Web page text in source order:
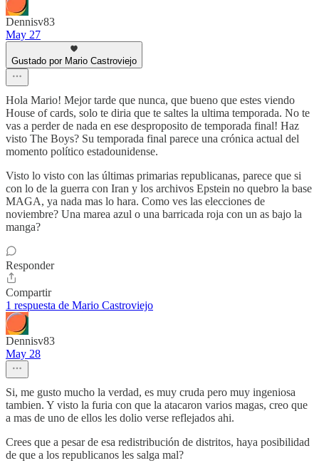
Dennisv83
May 27
Gustado por Mario Castroviejo
Hola Mario! Mejor tarde que nunca, que bueno que estes viendo
House of cards, solo te diria que te saltes la ultima temporada. No te
vas a perder de nada en ese desproposito de temporada final! Haz
visto The Boys? Su temporada final parece una crónica actual del
momento político estadounidense.
Visto lo visto con las últimas primarias republicanas, parece que si
con lo de la guerra con Iran y los archivos Epstein no quebro la base
MAGA, ya nada mas lo hara. Como ves las elecciones de
noviembre? Una marea azul o una barricada roja con un as bajo la
manga?
Responder
Compartir
1 respuesta de Mario Castroviejo
Dennisv83
May 28
Si, me gusto mucho la verdad, es muy cruda pero muy ingeniosa
tambien. Y visto la furia con que la atacaron varios magas, creo que
a mas de uno de ellos les dolio verse reflejados ahi.
Crees que a pesar de esa redistribución de distritos, haya posibilidad
de que a los republicanos les salga mal?